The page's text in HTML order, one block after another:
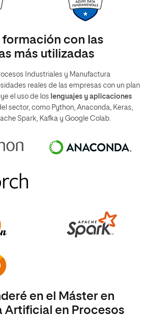
formación con las
más utilizadas
Industriales y Manufactura
reales de las empresas con un plan
el uso de los lenguajes y aplicaciones
sector, como Python, Anaconda, Keras,
Spark, Kafka y Google Colab.
en el Máster en
Artificial en Procesos